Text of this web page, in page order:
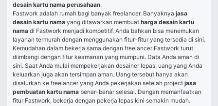
desain kartu nama perusahaan.
Fastwork adalah rumah bagi banyak freelancer. Banyaknya jasa
desain kartu nama yang ditawarkan membuat harga desain kartu
nama di Fastwork menjadi kompetitif. Anda bahkan bisa menemukan
layanan termurah dengan menggunakan fitur-fitur yang tersedia di sini.
Kemudahan dalam bekerja sama dengan freelancer Fastwork turut
diimbangi dengan fitur keamanan yang mumpuni. Data Anda aman di
sini. Saat Anda mulai mempekerjakan desainer lepas, uang yang Anda
keluarkan juga akan tersimpan aman. Uang tersebut hanya akan
disalurkan ke freelancer yang Anda pekerjakan setelah project jasa
pembuatan kartu nama benar-benar selesai. Dengan memanfaatkan
fitur Fastwork, bekerja dengan pekerja lepas kini semakin mudah.